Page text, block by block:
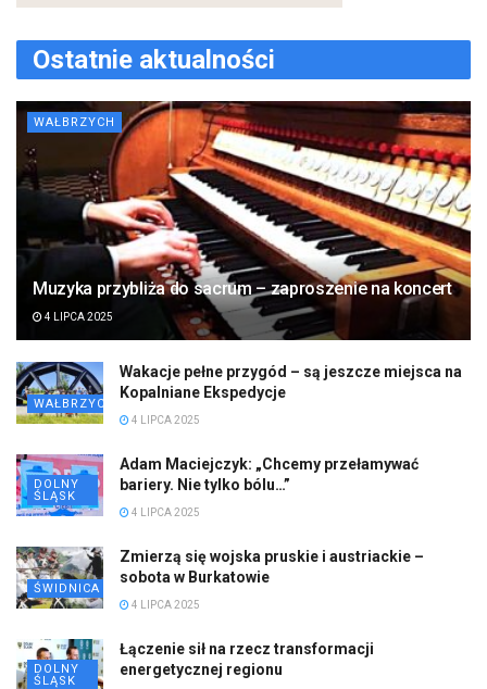
Ostatnie aktualności
WAŁBRZYCH
Muzyka przybliża do sacrum – zaproszenie na koncert
4 LIPCA 2025
WAŁBRZYCH
Wakacje pełne przygód – są jeszcze miejsca na
Kopalniane Ekspedycje
4 LIPCA 2025
DOLNY
ŚLĄSK
Adam Maciejczyk: „Chcemy przełamywać
bariery. Nie tylko bólu…”
4 LIPCA 2025
ŚWIDNICA
Zmierzą się wojska pruskie i austriackie –
sobota w Burkatowie
4 LIPCA 2025
DOLNY
ŚLĄSK
Łączenie sił na rzecz transformacji
energetycznej regionu